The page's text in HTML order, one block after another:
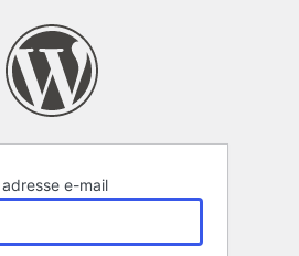
e-mail